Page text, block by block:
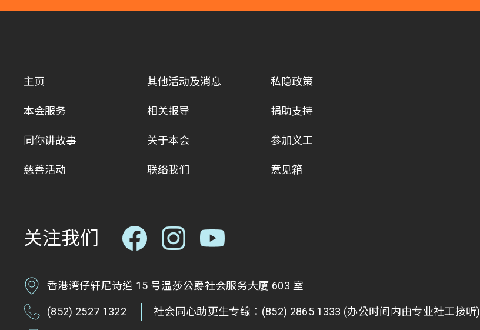
主页
本会服务
同你讲故事
慈善活动
其他活动及消息
相关报导
关于本会
联络我们
私隐政策
捐助支持
参加义工
意见箱
关注我们
香港湾仔轩尼诗道 15 号温莎公爵社会服务大厦 603 室
(852) 2527 1322 社会同心助更生专缐：(852) 2865 1333 (办公时间内由专业社工接听)